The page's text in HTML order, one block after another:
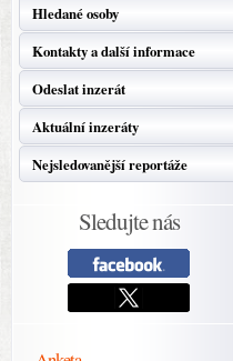
Hledané osoby
Kontakty a další informace
Odeslat inzerát
Aktuální inzeráty
Nejsledovanější reportáže
Sledujte nás